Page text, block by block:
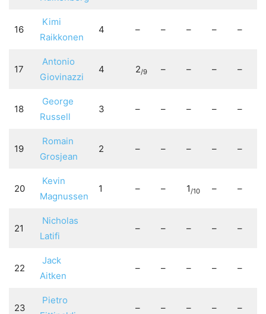
16
Kimi
Raikkonen
4 – – – – –
17
Antonio
Giovinazzi
4 2/9 – – – –
18
George
Russell
3 – – – – –
19
Romain
Grosjean
2 – – – – –
20
Kevin
Magnussen
1 – – 1/10 – –
21
Nicholas
Latifi
– – – – –
22
Jack
Aitken
– – – – –
23
Pietro
– – – – –